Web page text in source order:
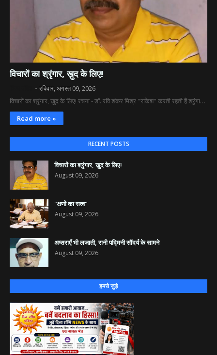
विचारों का श्रृंगार, ख़ुद के लिए!
रविवार, अगस्त 09, 2026
विचारों का श्रृंगार, ख़ुद के लिए! रचना - डॉ. रवि शंकर मिश्र "राकेश" करती रहती हैं श्रृंगा…
Read more »
RECENT POSTS
विचारों का श्रृंगार, ख़ुद के लिए!
August 09, 2026
"क्षणों का सत्व"
August 09, 2026
अप्सराएँ भी लजाती, रानी पद्मिनी सौंदर्य के सामने
August 09, 2026
हमसे जुड़े